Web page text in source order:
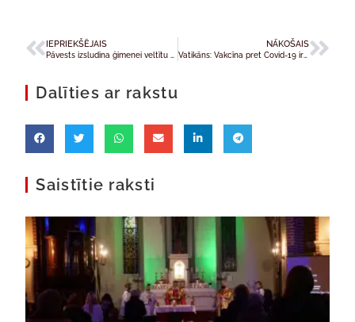
IEPRIEKŠĒJAIS NĀKOŠAIS
Vatikāns: Vakcīna pret Covid-19 ir morāliski pieņemama
Dalīties ar rakstu
Saistītie raksti